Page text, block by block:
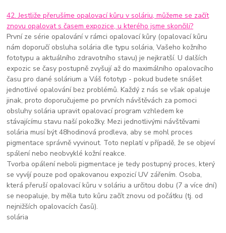
42. Jestliže přerušíme opalovací kůru v soláriu, můžeme se začít
znovu opalovat s časem expozice, u kterého jsme skončili?
První ze série opalování v rámci opalovací kůry (opalovací kůru
nám doporučí obsluha solária dle typu solária, Vašeho kožního
fototypu a aktuálního zdravotního stavu) je nejkratší. U dalších
expozic se časy postupně zvyšují až do maximálního opalovacího
času pro dané solárium a Váš fototyp - pokud budete snášet
jednotlivé opalování bez problémů. Každý z nás se však opaluje
jinak, proto doporučujeme po prvních návštěvách za pomoci
obsluhy solária upravit opalovací program vzhledem ke
stávajícímu stavu naší pokožky. Mezi jednotlivými návštěvami
solária musí být 48hodinová prodleva, aby se mohl proces
pigmentace správně vyvinout. Toto neplatí v případě, že se objeví
spálení nebo neobvyklé kožní reakce.
Tvorba opálení neboli pigmentace je tedy postupný proces, který
se vyvíjí pouze pod opakovanou expozicí UV zářením. Osoba,
která přeruší opalovací kůru v soláriu a určitou dobu (7 a více dní)
se neopaluje, by měla tuto kůru začít znovu od počátku (tj. od
nejnižších opalovacích časů).
solária